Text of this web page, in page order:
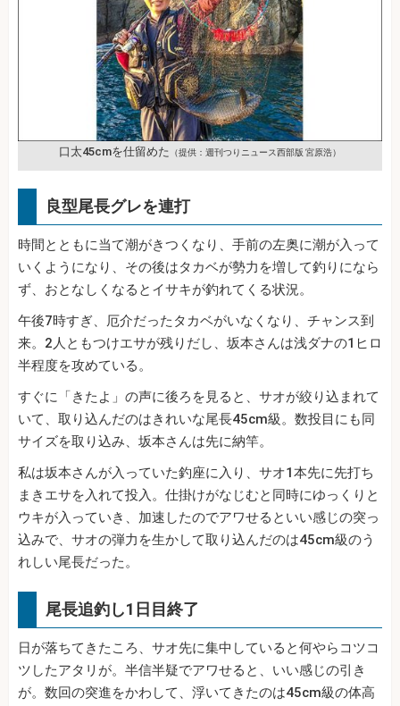
口太45cmを仕留めた （提供：週刊つりニュース西部版 宮原浩）
良型尾長グレを連打
時間とともに当て潮がきつくなり、手前の左奥に潮が入って
いくようになり、その後はタカベが勢力を増して釣りになら
ず、おとなしくなるとイサキが釣れてくる状況。
午後7時すぎ、厄介だったタカベがいなくなり、チャンス到
来。2人ともつけエサが残りだし、坂本さんは浅ダナの1ヒロ
半程度を攻めている。
すぐに「きたよ」の声に後ろを見ると、サオが絞り込まれて
いて、取り込んだのはきれいな尾長45cm級。数投目にも同
サイズを取り込み、坂本さんは先に納竿。
私は坂本さんが入っていた釣座に入り、サオ1本先に先打ち
まきエサを入れて投入。仕掛けがなじむと同時にゆっくりと
ウキが入っていき、加速したのでアワせるといい感じの突っ
込みで、サオの弾力を生かして取り込んだのは45cm級のう
れしい尾長だった。
尾長追釣し1日目終了
日が落ちてきたころ、サオ先に集中していると何やらコツコ
ツしたアタリが。半信半疑でアワせると、いい感じの引き
が。数回の突進をかわして、浮いてきたのは45cm級の体高